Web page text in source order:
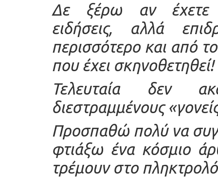
Δε ξέρω αν έχετε
ειδήσεις, αλλά
περισσότερο και από
που έχει σκηνοθετηθεί!
Τελευταία δεν
διεστραμμένους
Προσπαθώ πολύ να
φτιάξω ένα κόσμιο
τρέμουν στο